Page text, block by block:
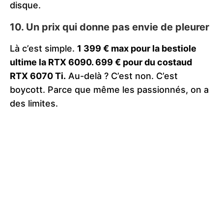
disque.
10. Un prix qui donne pas envie de pleurer
Là c’est simple. 1 399 € max pour la bestiole
ultime la RTX 6090. 699 € pour du costaud
RTX 6070 Ti. Au-delà ? C’est non. C’est
boycott. Parce que même les passionnés, on a
des limites.